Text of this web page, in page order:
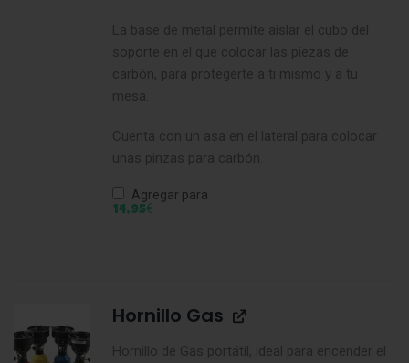
La base de metal permite aislar el cubo del
soporte en el que colocar las piezas de
carbón, para protegerte a ti mismo y a tu
mesa.
Cuenta con un asa en el lateral para colocar
unas pinzas para carbón.
Agregar para
14,95€
Hornillo Gas
Hornillo de Gas portátil, ideal para encender el